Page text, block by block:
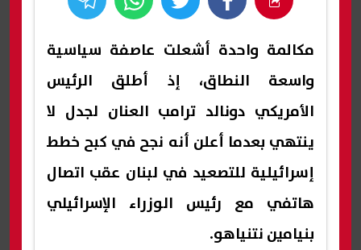
مكالمة واحدة أشعلت عاصفة سياسية
واسعة النطاق، إذ أطلق الرئيس
الأمريكي دونالد ترامب العنان لجدل لا
ينتهي بعدما أعلن أنه نجح في كبح خطط
إسرائيلية للتصعيد في لبنان عقب اتصال
هاتفي مع رئيس الوزراء الإسرائيلي
بنيامين نتنياهو.